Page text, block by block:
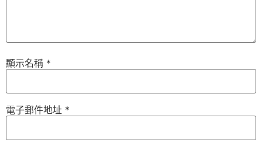
顯示名稱 *
電子郵件地址 *